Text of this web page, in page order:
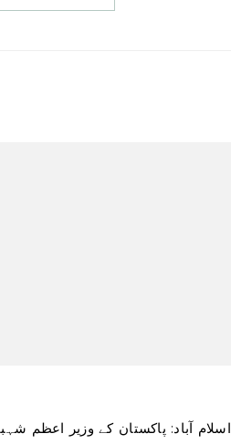
اسلام آباد: پاکستان کے وزیر اعظم شہباز شریف نے پیر کے روز